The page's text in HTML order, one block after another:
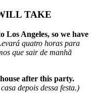
TAKE
Angeles, so we have
quatro horas para
que sair de manhã
after this party.
depois dessa festa.)